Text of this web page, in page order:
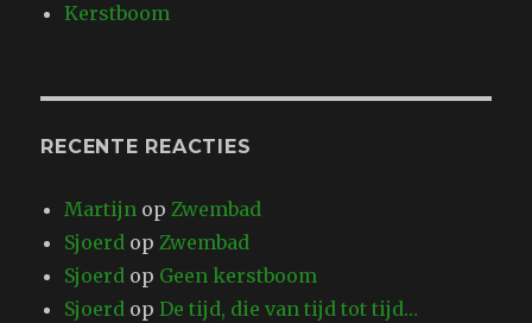
Kerstboom
RECENTE REACTIES
Martijn opZwembad
Sjoerd opZwembad
Sjoerd op Geen kerstboom
Sjoerd opDe tijd, die van tijd tot tijd…